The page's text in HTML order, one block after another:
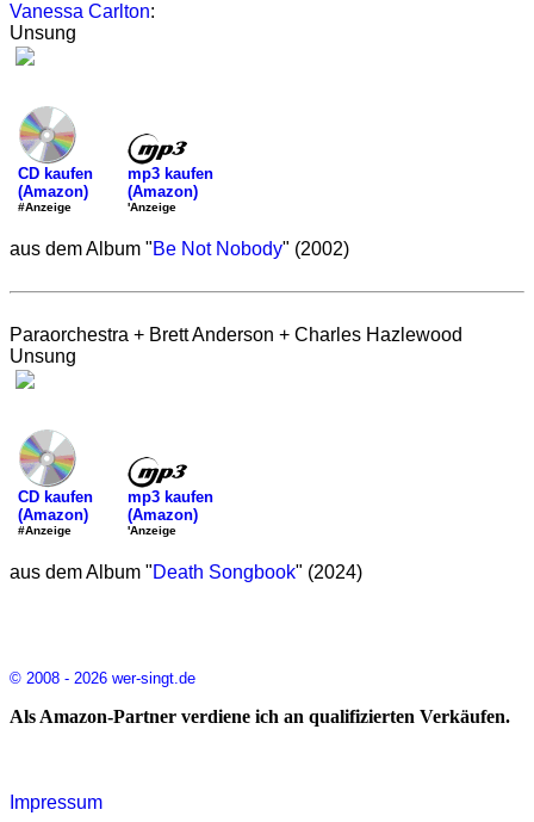
Vanessa Carlton:
Unsung
CD kaufen
(Amazon)
#Anzeige
mp3 kaufen
(Amazon)
'Anzeige
aus dem Album "Be Not Nobody" (2002)
Paraorchestra + Brett Anderson + Charles Hazlewood
Unsung
CD kaufen
(Amazon)
#Anzeige
mp3 kaufen
(Amazon)
'Anzeige
aus dem Album "Death Songbook" (2024)
© 2008 - 2026 wer-singt.de
Als Amazon-Partner verdiene ich an qualifizierten Verkäufen.
Impressum